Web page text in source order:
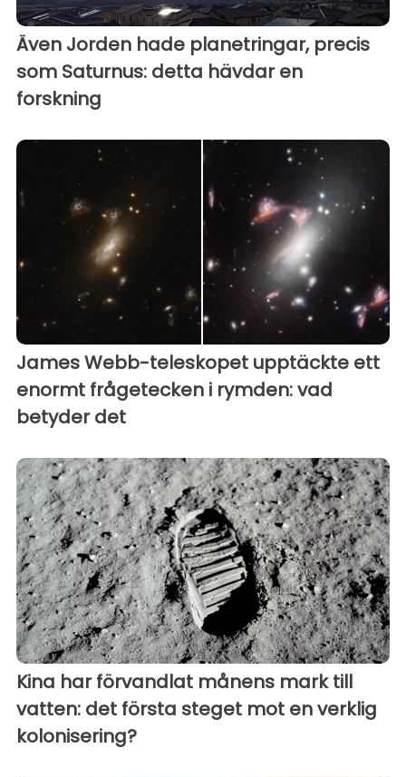
Även Jorden hade planetringar, precis
som Saturnus: detta hävdar en
forskning
James Webb-teleskopet upptäckte ett
enormt frågetecken i rymden: vad
betyder det
Kina har förvandlat månens mark till
vatten: det första steget mot en verklig
kolonisering?